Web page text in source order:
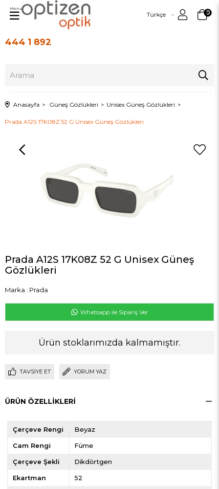
444 1 892
Türkçe 0
Menu
Anasayfa Güneş Gözlükleri Unisex Güneş Gözlükleri
Prada A12S 17K08Z 52 G Unisex Güneş Gözlükleri
Prada A12S 17K08Z 52 G Unisex Güneş
Gözlükleri
Marka : Prada
Whatsapp ile Sipariş Ver
Ürün stoklarımızda kalmamıştır.
TAVSIYE ET YORUM YAZ
ÜRÜN ÖZELLIKLERI
Çerçeve Rengi Beyaz
Cam Rengi Füme
Çerçeve Şekli Dikdörtgen
Ekartman 52